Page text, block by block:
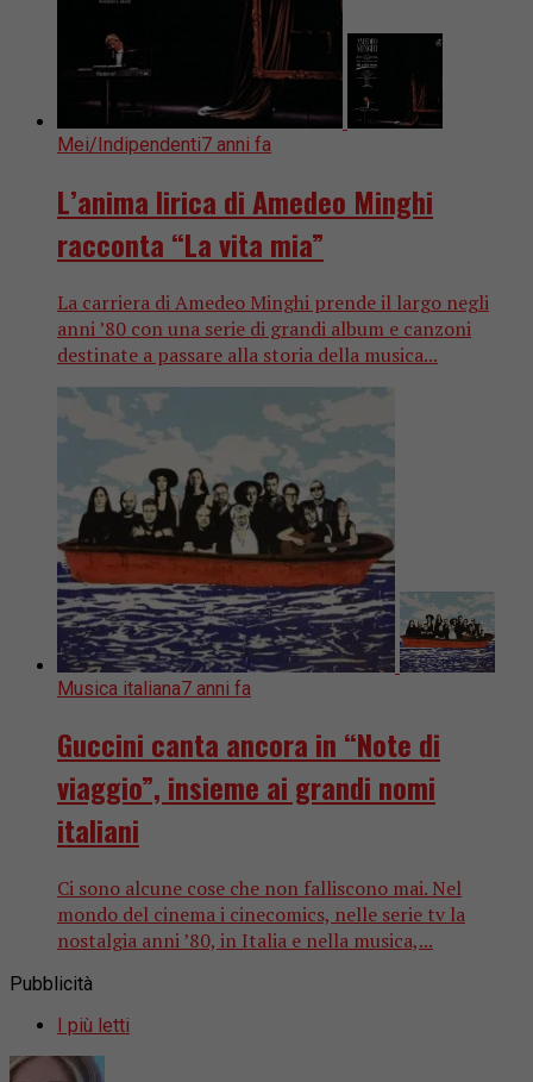
Mei/Indipendenti7 anni fa
L’anima lirica di Amedeo Minghi
racconta “La vita mia”
La carriera di Amedeo Minghi prende il largo negli
anni ’80 con una serie di grandi album e canzoni
destinate a passare alla storia della musica...
Musica italiana7 anni fa
Guccini canta ancora in “Note di
viaggio”, insieme ai grandi nomi
italiani
Ci sono alcune cose che non falliscono mai. Nel
mondo del cinema i cinecomics, nelle serie tv la
nostalgia anni ’80, in Italia e nella musica,...
Pubblicità
I più letti